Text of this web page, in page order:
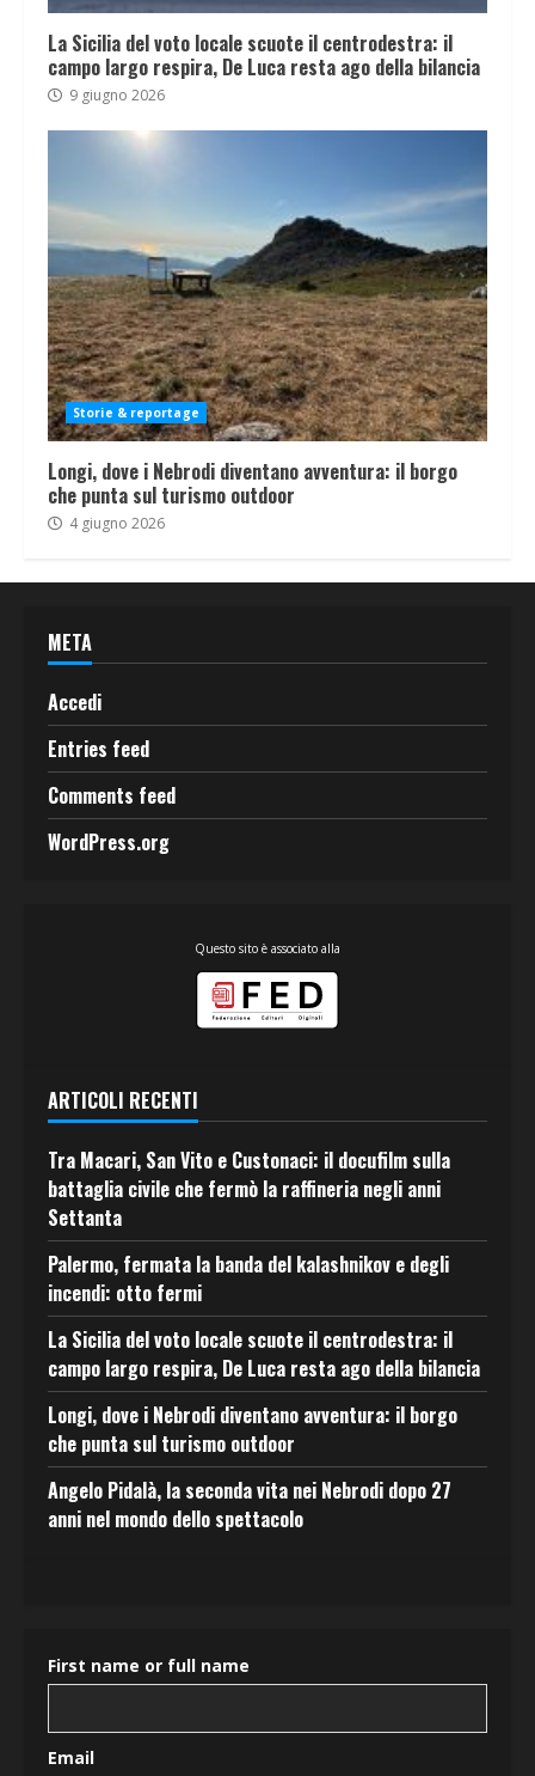
La Sicilia del voto locale scuote il centrodestra: il
campo largo respira, De Luca resta ago della bilancia
9 giugno 2026
Storie & reportage
Longi, dove i Nebrodi diventano avventura: il borgo
che punta sul turismo outdoor
4 giugno 2026
META
Accedi
Entries feed
Comments feed
WordPress.org
Questo sito è associato alla
ARTICOLI RECENTI
Tra Macari, San Vito e Custonaci: il docufilm sulla
battaglia civile che fermò la raffineria negli anni
Settanta
Palermo, fermata la banda del kalashnikov e degli
incendi: otto fermi
La Sicilia del voto locale scuote il centrodestra: il
campo largo respira, De Luca resta ago della bilancia
Longi, dove i Nebrodi diventano avventura: il borgo
che punta sul turismo outdoor
Angelo Pidalà, la seconda vita nei Nebrodi dopo 27
anni nel mondo dello spettacolo
First name or full name
Email